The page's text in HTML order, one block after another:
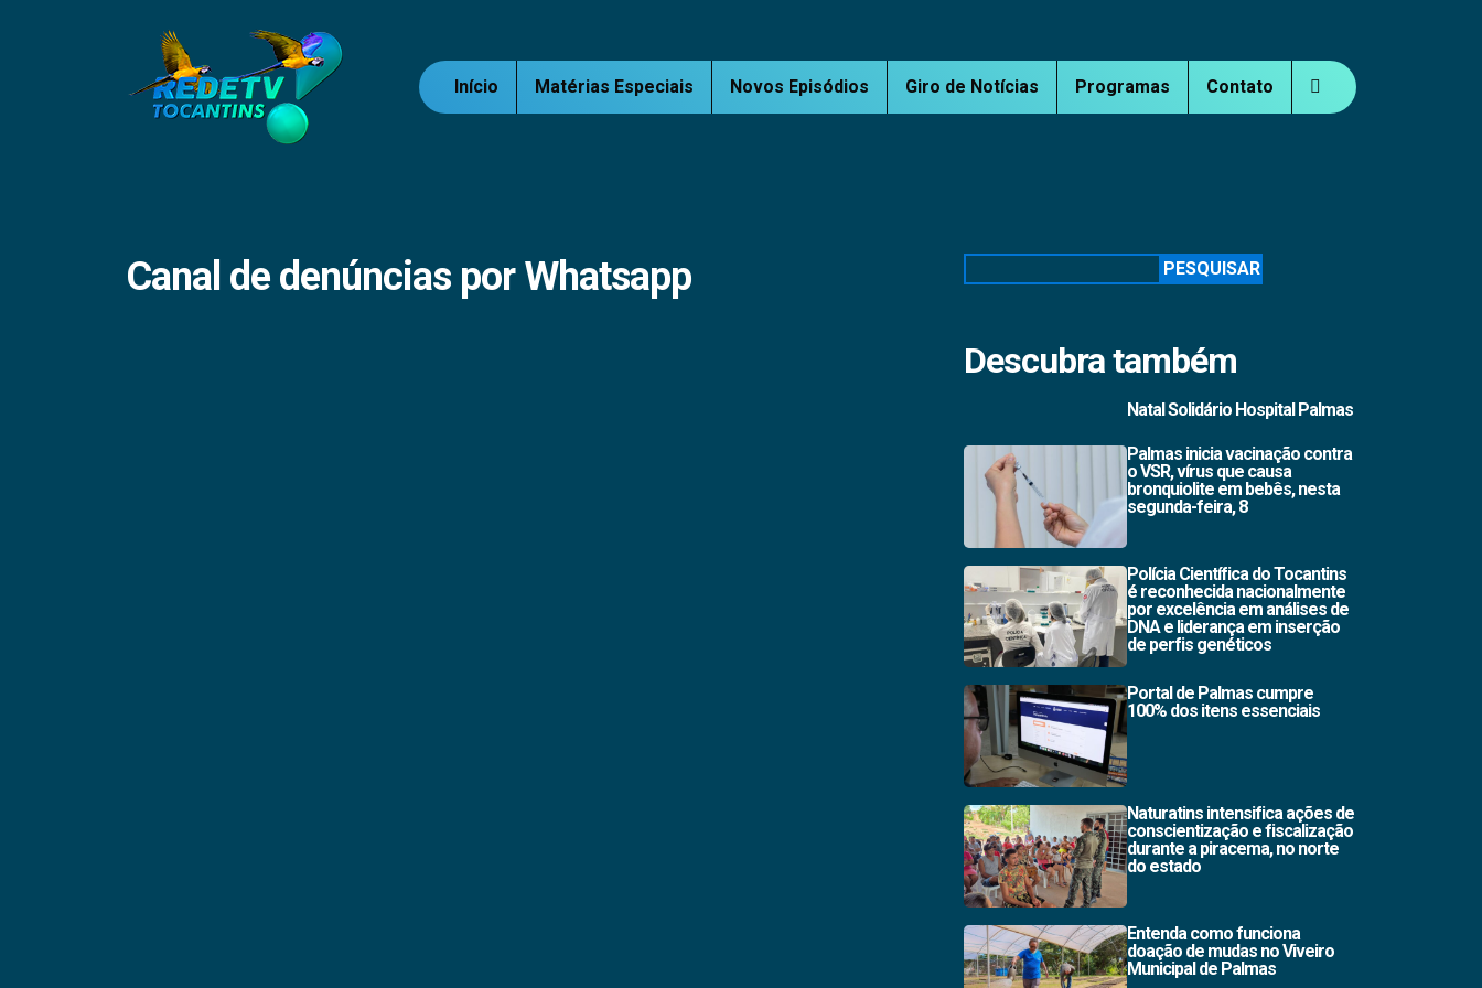
Início Matérias Especiais Novos Episódios Giro de Notícias Programas Contato
Canal de denúncias por Whatsapp PESQUISAR
Descubra também
Natal Solidário Hospital Palmas
Palmas inicia vacinação contra
o VSR, vírus que causa
bronquiolite em bebês, nesta
segunda-feira, 8
Polícia Científica do Tocantins
é reconhecida nacionalmente
por excelência em análises de
DNA e liderança em inserção
de perfis genéticos
Portal de Palmas cumpre
100% dos itens essenciais
Naturatins intensifica ações de
conscientização e fiscalização
durante a piracema, no norte
do estado
Entenda como funciona
doação de mudas no Viveiro
Municipal de Palmas